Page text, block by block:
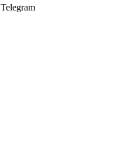
Telegram